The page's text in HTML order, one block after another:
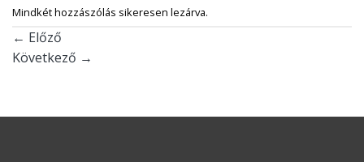
Mindkét hozzászólás sikeresen lezárva.
← Előző
Következő →